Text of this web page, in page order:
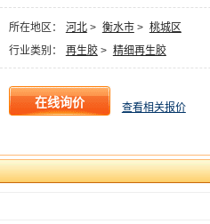
所在地区： 河北> 衡水市> 桃城区
行业类别：
再生胶> 精细再生胶
查看相关报价